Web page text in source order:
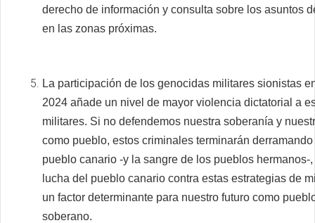
derecho de información y consulta sobre los asuntos
en las zonas próximas.
La participación de los genocidas militares sionistas
2024 añade un nivel de mayor violencia dictatorial a
militares. Si no defendemos nuestra soberanía y
como pueblo, estos criminales terminarán
pueblo canario -y la sangre de los pueblos hermanos-
lucha del pueblo canario contra estas estrategias de
un factor determinante para nuestro futuro como
soberano.